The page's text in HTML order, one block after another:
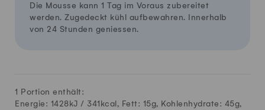
Die Mousse kann 1 Tag im Voraus zubereitet
werden. Zugedeckt kühl aufbewahren. Innerhalb
von 24 Stunden geniessen.
1 Portion enthält:
Energie: 1428kJ / 341 kcal, Fett: 15g, Kohlenhydrate: 45g,